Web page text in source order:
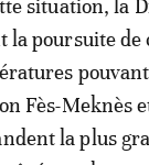
situation, la
la poursuite de
Fès-Meknès
la plus